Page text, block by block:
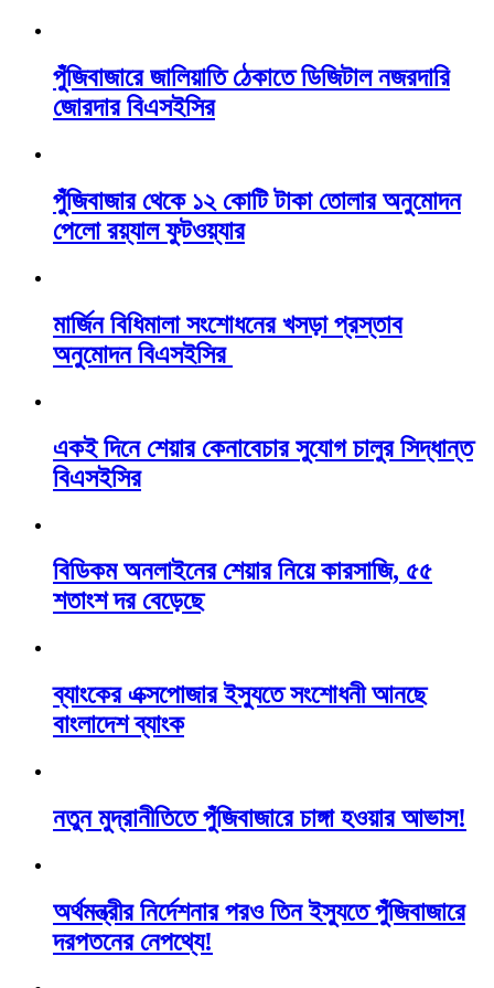
পুঁজিবাজারে জালিয়াতি ঠেকাতে ডিজিটাল নজরদারি
জোরদার বিএসইসির
পুঁজিবাজার থেকে ১২ কোটি টাকা তোলার অনুমোদন
পেলো রয়্যাল ফুটওয়্যার
মার্জিন বিধিমালা সংশোধনের খসড়া প্রস্তাব
অনুমোদন বিএসইসির
একই দিনে শেয়ার কেনাবেচার সুযোগ চালুর সিদ্ধান্ত
বিএসইসির
বিডিকম অনলাইনের শেয়ার নিয়ে কারসাজি, ৫৫
শতাংশ দর বেড়েছে
ব্যাংকের এক্সপোজার ইস্যুতে সংশোধনী আনছে
বাংলাদেশ ব্যাংক
নতুন মুদ্রানীতিতে পুঁজিবাজারে চাঙ্গা হওয়ার আভাস!
অর্থমন্ত্রীর নির্দেশনার পরও তিন ইস্যুতে পুঁজিবাজারে
দরপতনের নেপথ্যে!